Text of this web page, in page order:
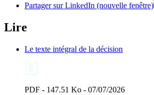
Partager sur LinkedIn (nouvelle fenêtre)
Lire
Le texte intégral de la décision
PDF - 147.51 Ko - 07/07/2026